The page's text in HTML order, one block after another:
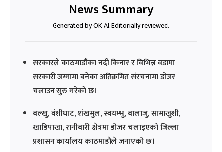
News Summary
Generated by OK AI. Editorially reviewed.
सरकारले काठमाडौंका नदी किनार र विभिन्न वडामा
सरकारी जग्गामा बनेका अतिक्रमित संरचनामा डोजर
चलाउन सुरु गरेको छ।
बल्खु, वंशीघाट, शंखमुल, स्वयम्भु, बालाजु, सामाखुशी,
खाडिपाखा, रानीबारी क्षेत्रमा डोजर चलाइएको जिल्ला
प्रशासन कार्यालय काठमाडौंले जनाएको छ।